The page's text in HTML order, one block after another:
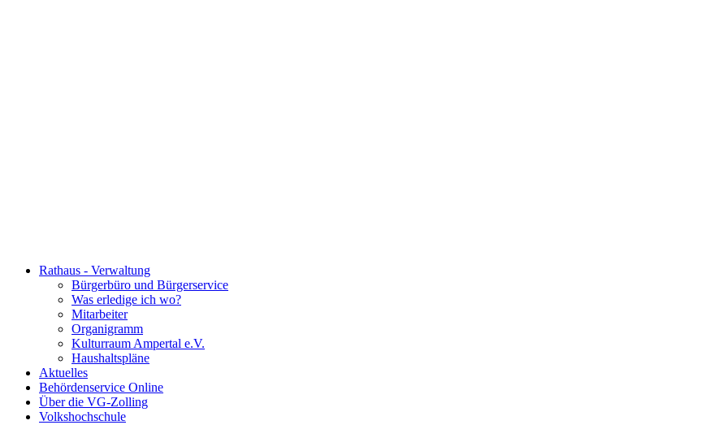
Rathaus - Verwaltung
Bürgerbüro und Bürgerservice
Was erledige ich wo?
Mitarbeiter
Organigramm
Kulturraum Ampertal e.V.
Haushaltspläne
Aktuelles
Behördenservice Online
Über die VG-Zolling
Volkshochschule